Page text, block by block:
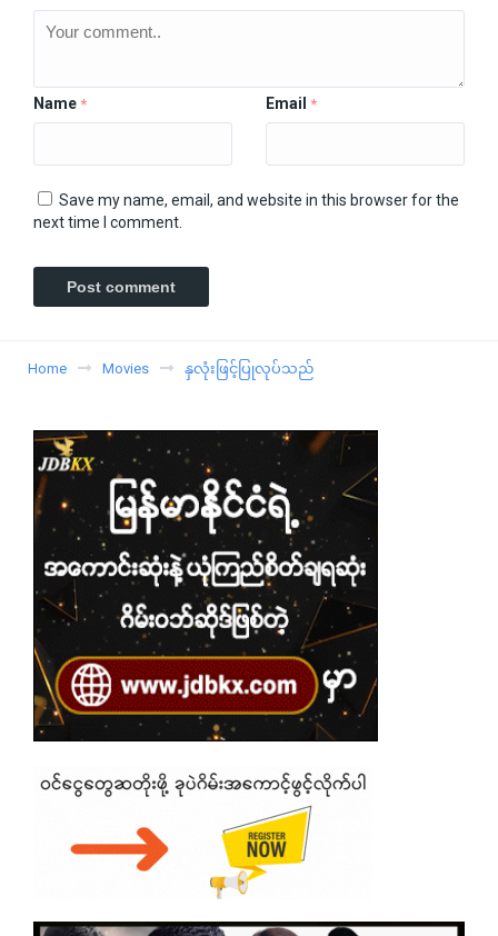
Name * Email *
Save my name, email, and website in this browser for the
next time I comment.
Home Movies နှလုံးဖြင့်ပြုလုပ်သည်